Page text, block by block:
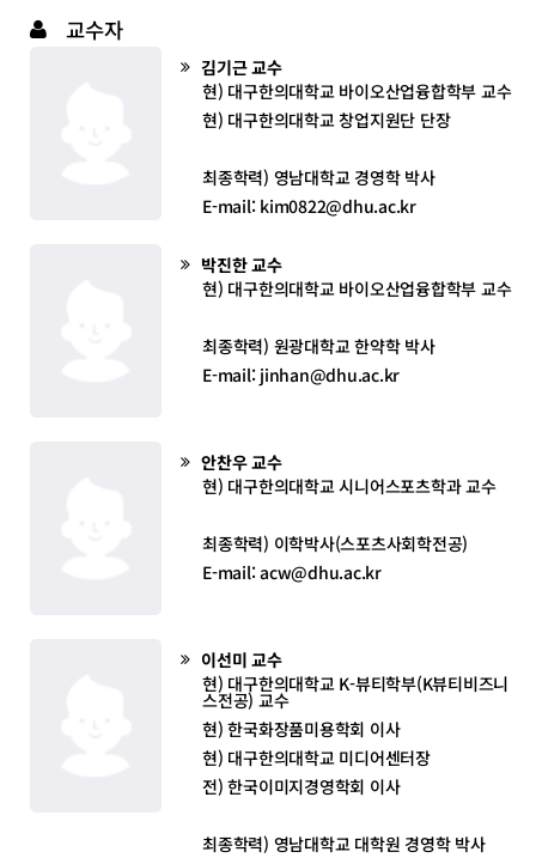
교수자
김기근교수
현) 대구한의대학교 바이오산업융합학부 교수
현) 대구한의대학교 창업지원단 단장
최종학력) 영남대학교 경영학 박사
E-mail: kim0822@dhu.ac.kr
박진한교수
현) 대구한의대학교 바이오산업융합학부 교수
최종학력) 원광대학교 한약학 박사
E-mail: jinhan@dhu.ac.kr
안찬우교수
현) 대구한의대학교 시니어스포츠학과 교수
최종학력) 이학박사(스포츠사회학전공)
E-mail: acw@dhu.ac.kr
이선미 교수
현) 대구한의대학교 K-뷰티학부(K뷰티비즈니
스전공) 교수
현) 한국화장품미용학회 이사
현) 대구한의대학교 미디어센터장
전) 한국이미지경영학회 이사
최종학력) 영남대학교 대학원 경영학 박사